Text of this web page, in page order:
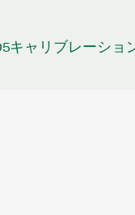
キャリブレーショ